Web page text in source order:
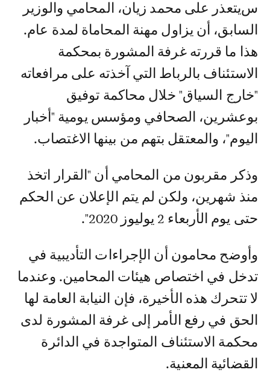
سيتعذر على محمد زيان، المحامي والوزير
السابق، أن يزاول مهنة المحاماة لمدة عام.
هذا ما قررته غرفة المشورة بمحكمة
الاستئناف بالرباط التي آخذته على مرافعاته
"خارج السياق" خلال محاكمة توفيق
بوعشرين، الصحافي ومؤسس يومية "أخبار
اليوم"، والمعتقل بتهم من بينها الاغتصاب.
وذكر مقربون من المحامي أن "القرار اتخذ
منذ شهرين، ولكن لم يتم الإعلان عن الحكم
حتى يوم الأربعاء 2 يوليوز 2020".
وأوضح محامون أن الإجراءات التأديبية في
تدخل في اختصاص هيئات المحامين. وعندما
لا تتحرك هذه الأخيرة، فإن النيابة العامة لها
الحق في رفع الأمر إلى غرفة المشورة لدى
محكمة الاستئناف المتواجدة في الدائرة
القضائية المعنية.